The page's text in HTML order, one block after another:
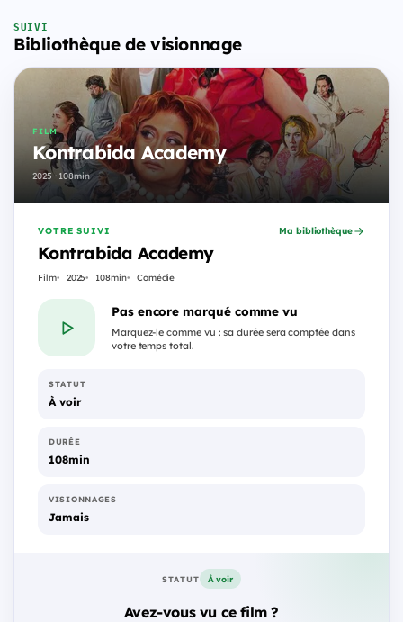
SUIVI
Bibliothèque de visionnage
FILM
Kontrabida Academy
2025 · 108min
VOTRE SUIVI
Kontrabida Academy
Film 2025 108min Comédie
Ma bibliothèque
Pas encore marqué comme vu
Marquez-le comme vu : sa durée sera comptée dans
votre temps total.
STATUT
À voir
DURÉE
108min
VISIONNAGES
Jamais
STATUT À voir
Avez-vous vu ce film ?